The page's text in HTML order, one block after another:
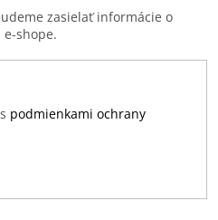
zasielať informácie o
shope.
podmienkami ochrany